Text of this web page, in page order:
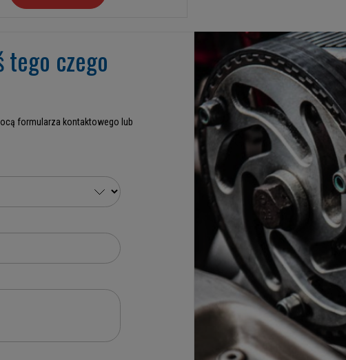
tego czego
formularza kontaktowego lub